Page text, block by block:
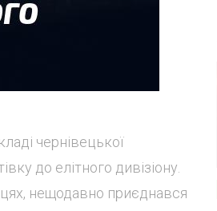
чернівецької
до елітного дивізіону.
нещодавно приєднався